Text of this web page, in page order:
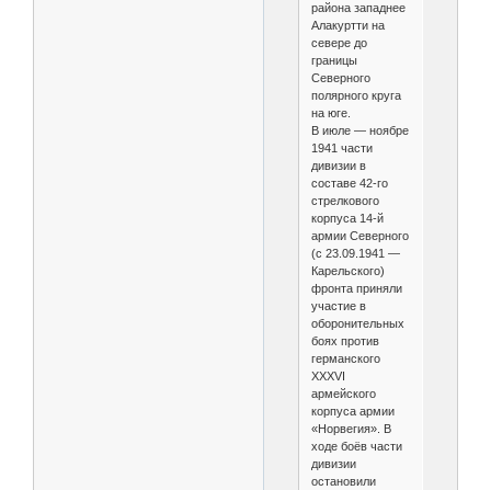
района западнее
Алакуртти на
севере до
границы
Северного
полярного круга
на юге.
В июле — ноябре
1941 части
дивизии в
составе 42-го
стрелкового
корпуса 14-й
армии Северного
(с 23.09.1941 —
Карельского)
фронта приняли
участие в
оборонительных
боях против
германского
XXXVI
армейского
корпуса армии
«Норвегия». В
ходе боёв части
дивизии
остановили